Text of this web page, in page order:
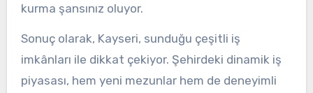
kurma şansınız oluyor.
Sonuç olarak, Kayseri, sunduğu çeşitli iş
imkânları ile dikkat çekiyor. Şehirdeki dinamik iş
piyasası, hem yeni mezunlar hem de deneyimli